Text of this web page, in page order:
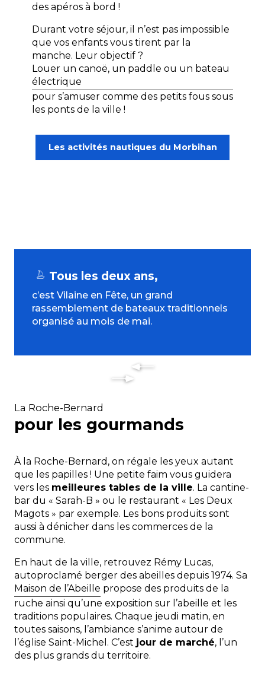
des apéros à bord !
Durant votre séjour, il n’est pas impossible
que vos enfants vous tirent par la
manche. Leur objectif ?
Louer un canoë, un paddle ou un bateau
électrique
pour s’amuser comme des petits fous sous
les ponts de la ville !
Les activités nautiques du Morbihan
Tous les deux ans,
c’est Vilaine en Fête, un grand
rassemblement de bateaux traditionnels
organisé au mois de mai.
La Roche-Bernard
pour les gourmands
À la Roche-Bernard, on régale les yeux autant
que les papilles ! Une petite faim vous guidera
vers les meilleures tables de la ville. La cantine-
bar du « Sarah-B » ou le restaurant « Les Deux
Magots » par exemple. Les bons produits sont
aussi à dénicher dans les commerces de la
commune.
En haut de la ville, retrouvez Rémy Lucas,
autoproclamé berger des abeilles depuis 1974. Sa
Maison de l’Abeille propose des produits de la
ruche ainsi qu’une exposition sur l’abeille et les
traditions populaires. Chaque jeudi matin, en
toutes saisons, l’ambiance s’anime autour de
l’église Saint-Michel. C’est jour de marché, l’un
des plus grands du territoire.